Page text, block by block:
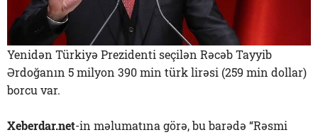
Yenidən Türkiyə Prezidenti seçilən Rəcəb Tayyib
Ərdoğanın 5 milyon 390 min türk lirəsi (259 min dollar)
borcu var.
Xeberdar.net-in məlumatına görə, bu barədə “Rəsmi